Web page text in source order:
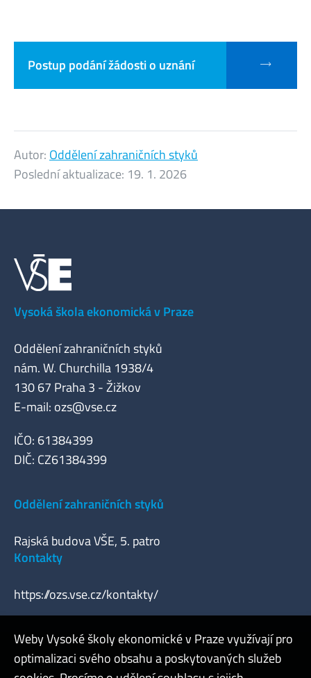
Postup podání žádosti o uznání
Autor: Oddělení zahraničních styků
Poslední aktualizace: 19. 1. 2026
Vysoká škola ekonomická v Praze
Oddělení zahraničních styků
nám. W. Churchilla 1938/4
130 67 Praha 3 - Žižkov
E-mail: ozs@vse.cz
IČO: 61384399
DIČ: CZ61384399
Oddělení zahraničních styků
Rajská budova VŠE, 5. patro
Kontakty
https://ozs.vse.cz/kontakty/
Webmaster
Weby Vysoké školy ekonomické v Praze využívají pro
optimalizaci svého obsahu a poskytovaných služeb